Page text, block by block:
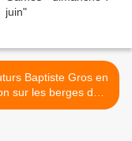
Baptiste Gros en
sur les berges de
l'Isére! >